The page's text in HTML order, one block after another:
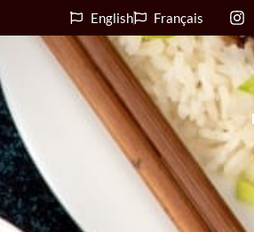
English Français